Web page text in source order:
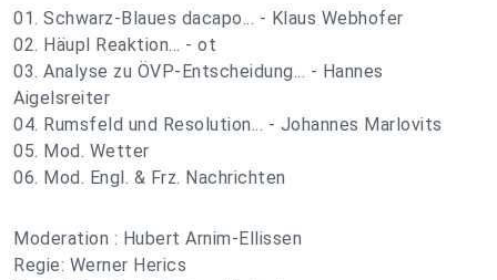
01. Schwarz-Blaues dacapo... - Klaus Webhofer
02. Häupl Reaktion... - ot
03. Analyse zu ÖVP-Entscheidung... - Hannes
Aigelsreiter
04. Rumsfeld und Resolution... - Johannes Marlovits
05. Mod. Wetter
06. Mod. Engl. & Frz. Nachrichten
Moderation : Hubert Arnim-Ellissen
Regie: Werner Herics